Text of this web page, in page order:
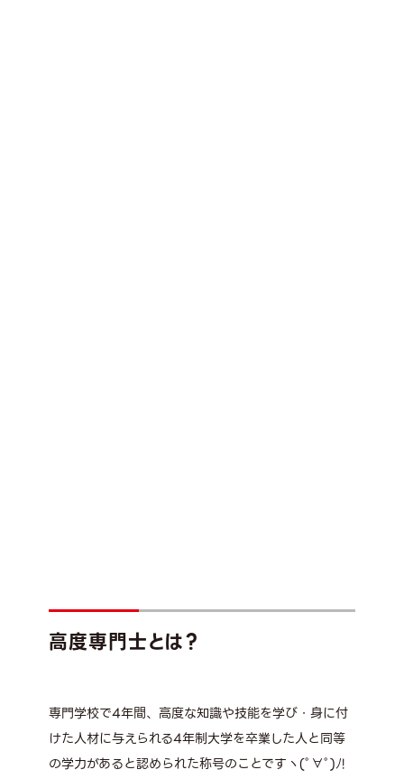
高度専門士とは？
専門学校で4年間、高度な知識や技能を学び・身に付
けた人材に与えられる4年制大学を卒業した人と同等
の学力があると認められた称号のことですヽ(ﾟ∀ﾟ)ﾉ!